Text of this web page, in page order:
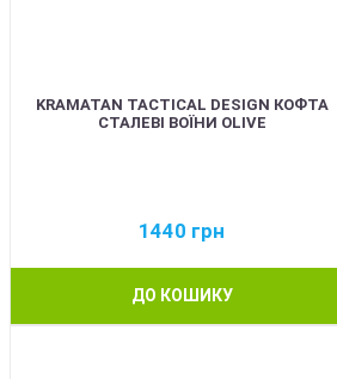
KRAMATAN TACTICAL DESIGN КОФТА
СТАЛЕВІ ВОЇНИ OLIVE
1440 грн
ДО КОШИКУ